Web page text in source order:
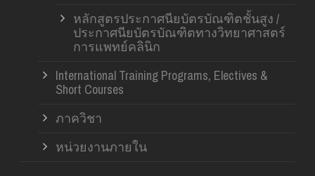
หลักสูตรประกาศนียบัตรบัณฑิตชั้นสูง /
ประกาศนียบัตรบัณฑิตทางวิทยาศาสตร์
การแพทย์คลินิก
International Training Programs, Electives &
Short Courses
ภาควิชา
หน่วยงานภายใน